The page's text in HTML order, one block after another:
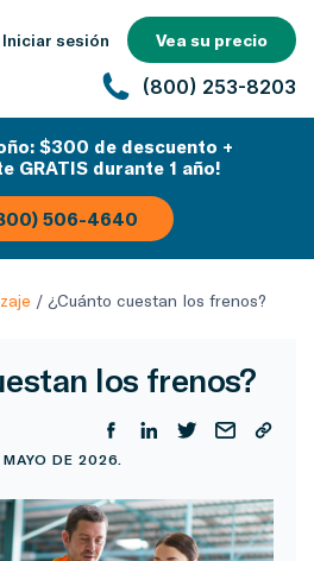
Iniciar sesión Vea su precio
(800) 253-8203
$300 de descuento +
GRATIS durante 1 año!
506-4640
/ ¿Cuánto cuestan los frenos?
los frenos?
DE 2026.